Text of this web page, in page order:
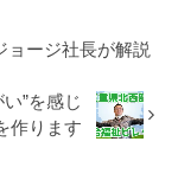
ョージ社長が解説
”を感じ
作ります